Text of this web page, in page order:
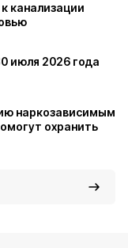
канализации
июля 2026 года
наркозависимым
охранить